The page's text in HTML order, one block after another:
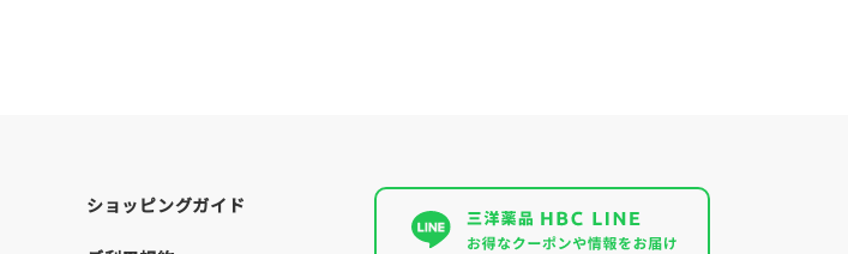
ショッピングガイド